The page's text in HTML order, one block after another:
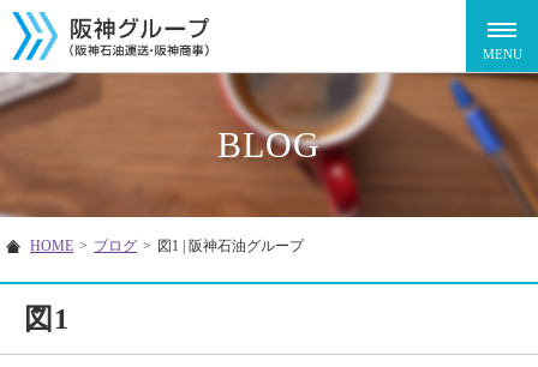
BLOG
HOME > ブログ > 図1 | 阪神石油グループ
図1